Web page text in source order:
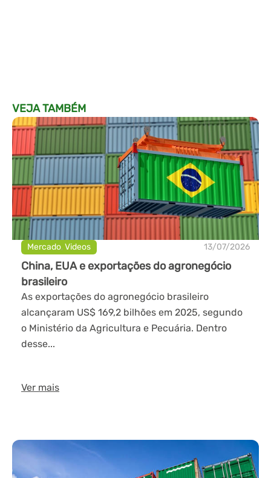
VEJA TAMBÉM
Mercado,Videos 13/07/2026
China, EUA e exportações do agronegócio
brasileiro
As exportações do agronegócio brasileiro
alcançaram US$ 169,2 bilhões em 2025, segundo
o Ministério da Agricultura e Pecuária. Dentro
desse...
Ver mais